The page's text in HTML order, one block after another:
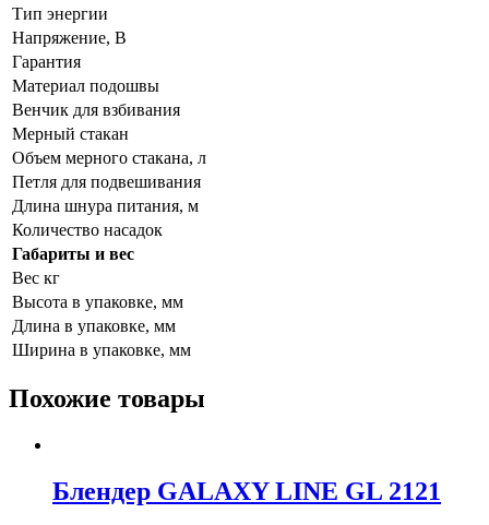
Тип энергии
Напряжение, В
Гарантия
Материал подошвы
Венчик для взбивания
Мерный стакан
Объем мерного стакана, л
Петля для подвешивания
Длина шнура питания, м
Количество насадок
Габариты и вес
Вес кг
Высота в упаковке, мм
Длина в упаковке, мм
Ширина в упаковке, мм
Похожие товары
Блендер GALAXY LINE GL 2121